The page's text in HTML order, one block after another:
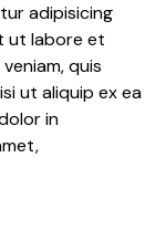
adipisicing
ut labore et
quis
ut aliquip ex ea
in